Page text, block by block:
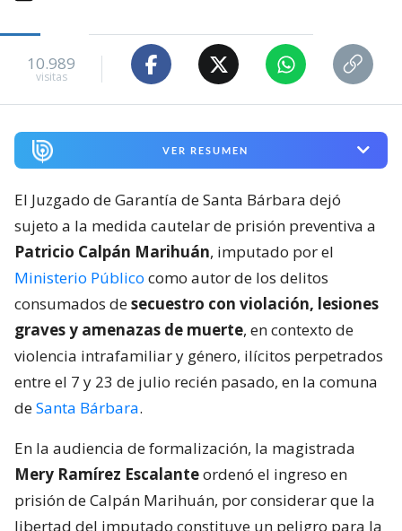
10.989
visitas
VER RESUMEN
El Juzgado de Garantía de Santa Bárbara dejó
sujeto a la medida cautelar de prisión preventiva a
Patricio Calpán Marihuán, imputado por el
Ministerio Público como autor de los delitos
consumados desecuestro con violación, lesiones
graves y amenazas de muerte, en contexto de
violencia intrafamiliar y género, ilícitos perpetrados
entre el 7 y 23 de julio recién pasado, en la comuna
deSanta Bárbara.
En la audiencia de formalización, la magistrada
Mery Ramírez Escalanteordenó el ingreso en
prisión de Calpán Marihuán, por considerar que la
libertad del imputado constituye un peligro para la